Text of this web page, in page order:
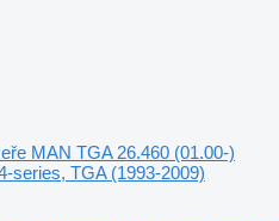
MAN TGA 26.460 (01.00-)
series, TGA (1993-2009)